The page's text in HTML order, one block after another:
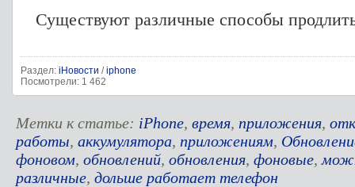
Существуют различные способы
Раздел: iНовости /iphone
Посмотрели: 1 462
Метки к статье: iPhone, время, приложения,
работы, аккумулятора, приложениям,
фоновом, обновлений, обновления, фоновые,
различные, дольше работает телефон